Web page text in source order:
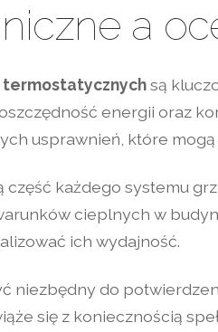
a
termostatycznychsą
energii oraz
usprawnień, które
każdego systemu
cieplnych w
ich wydajność.
niezbędny do
się z koniecznością